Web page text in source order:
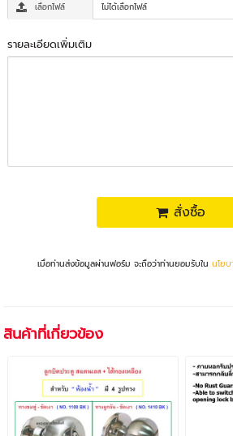
เลือกไฟล์ ไม่ได้เลือกไฟล์
รายละเอียดเพิ่มเติม
สั่งซื้อ
เมื่อท่านส่งข้อมูลผ่านฟอร์ม จะถือว่าท่านยอมรับใน นโย
สินค้าที่เกี่ยวข้อง